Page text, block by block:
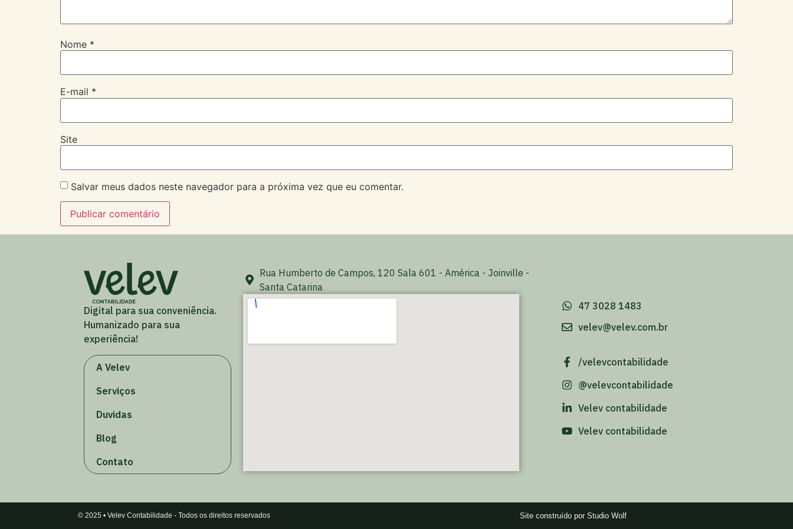
Nome *
E-mail *
Site
Salvar meus dados neste navegador para a próxima vez que eu comentar.
Digital para sua conveniência.
Humanizado para sua
experiência!
A Velev
Serviços
Duvidas
Blog
Contato
Rua Humberto de Campos, 120 Sala 601 - América - Joinville -
Santa Catarina
/velevcontabilidade
@velevcontabilidade
Velev contabilidade
Velev contabilidade
47 3028 1483
velev@velev.com.br
© 2025 • Velev Contabilidade - Todos os direitos reservados Site construído por Studio Wolf